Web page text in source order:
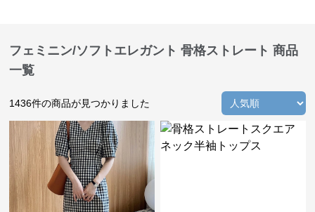
フェミニン/ソフトエレガント 骨格ストレート 商品
一覧
1436件の商品が見つかりました